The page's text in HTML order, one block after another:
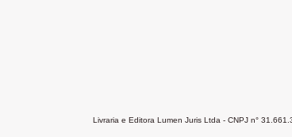
Livraria e Editora Lumen Juris Ltda - CNPJ n°